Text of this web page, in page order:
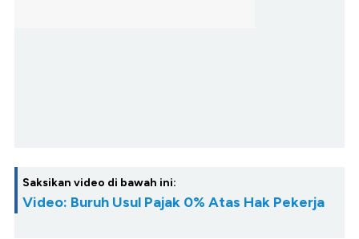
Saksikan video di bawah ini:
Video: Buruh Usul Pajak 0% Atas Hak Pekerja